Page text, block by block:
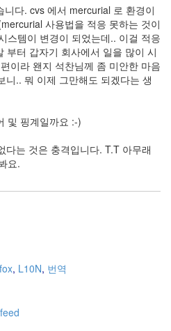
다. cvs 에서 mercurial 로 환경이
사용법을 적응 못하는 것이
스템이 변경이 되었는데.. 이걸 적응
부터 갑자기 회사에서 일을 많이 시
이라 왠지 석찬님께 좀 미안한 마음
.. 뭐 이제 그만해도 되겠다는 생
및 핑계일까요 :-)
다는 것은 충격입니다. T.T 아무래
요.
, L10N, 번역